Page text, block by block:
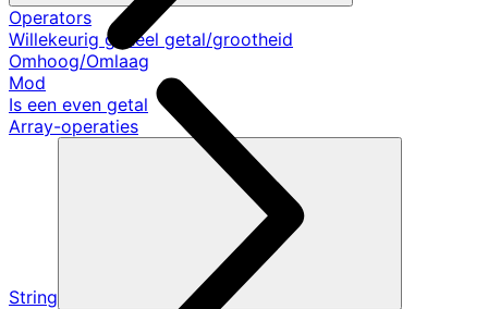
Operators
Willekeurig geheel getal/grootheid
Omhoog/Omlaag
Mod
Is een even getal
Array-operaties
String